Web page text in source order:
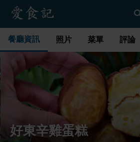
餐廳資訊 照片 菜單 評論
好東辛雞蛋糕